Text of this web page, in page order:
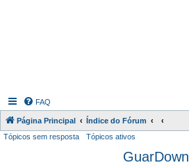
FAQ
Página Principal Índice do Fórum
Tópicos sem resposta Tópicos ativos
GuarDown